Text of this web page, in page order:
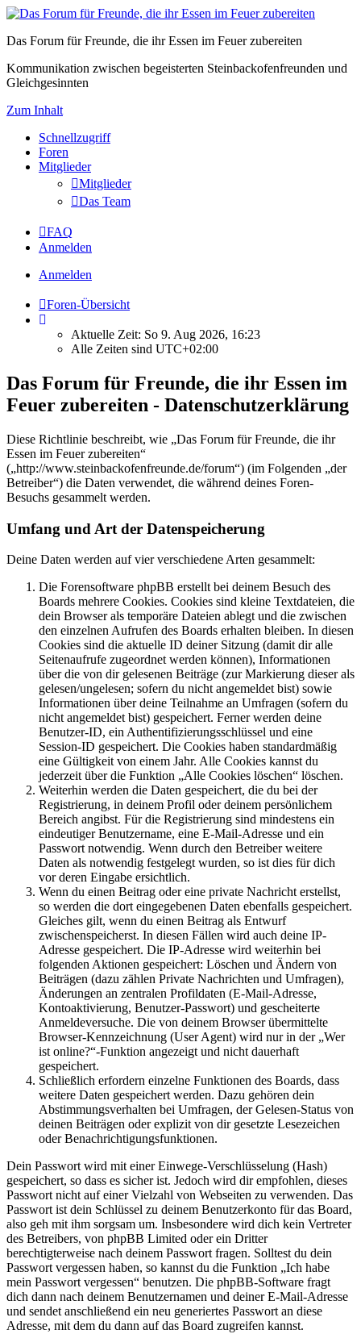
Das Forum für Freunde, die ihr Essen im Feuer zubereiten
Kommunikation zwischen begeisterten Steinbackofenfreunden und
Gleichgesinnten
Zum Inhalt
Schnellzugriff
Foren
Mitglieder
Mitglieder
Das Team
FAQ
Anmelden
Anmelden
Foren-Übersicht
Aktuelle Zeit: So 9. Aug 2026, 16:23
Alle Zeiten sind UTC+02:00
Das Forum für Freunde, die ihr Essen im
Feuer zubereiten - Datenschutzerklärung
Diese Richtlinie beschreibt, wie „Das Forum für Freunde, die ihr
Essen im Feuer zubereiten“
(„http://www.steinbackofenfreunde.de/forum“) (im Folgenden „der
Betreiber“) die Daten verwendet, die während deines Foren-
Besuchs gesammelt werden.
Umfang und Art der Datenspeicherung
Deine Daten werden auf vier verschiedene Arten gesammelt:
Die Forensoftware phpBB erstellt bei deinem Besuch des
Boards mehrere Cookies. Cookies sind kleine Textdateien, die
dein Browser als temporäre Dateien ablegt und die zwischen
den einzelnen Aufrufen des Boards erhalten bleiben. In diesen
Cookies sind die aktuelle ID deiner Sitzung (damit dir alle
Seitenaufrufe zugeordnet werden können), Informationen
über die von dir gelesenen Beiträge (zur Markierung dieser als
gelesen/ungelesen; sofern du nicht angemeldet bist) sowie
Informationen über deine Teilnahme an Umfragen (sofern du
nicht angemeldet bist) gespeichert. Ferner werden deine
Benutzer-ID, ein Authentifizierungsschlüssel und eine
Session-ID gespeichert. Die Cookies haben standardmäßig
eine Gültigkeit von einem Jahr. Alle Cookies kannst du
jederzeit über die Funktion „Alle Cookies löschen“ löschen.
Weiterhin werden die Daten gespeichert, die du bei der
Registrierung, in deinem Profil oder deinem persönlichem
Bereich angibst. Für die Registrierung sind mindestens ein
eindeutiger Benutzername, eine E-Mail-Adresse und ein
Passwort notwendig. Wenn durch den Betreiber weitere
Daten als notwendig festgelegt wurden, so ist dies für dich
vor deren Eingabe ersichtlich.
Wenn du einen Beitrag oder eine private Nachricht erstellst,
so werden die dort eingegebenen Daten ebenfalls gespeichert.
Gleiches gilt, wenn du einen Beitrag als Entwurf
zwischenspeicherst. In diesen Fällen wird auch deine IP-
Adresse gespeichert. Die IP-Adresse wird weiterhin bei
folgenden Aktionen gespeichert: Löschen und Ändern von
Beiträgen (dazu zählen Private Nachrichten und Umfragen),
Änderungen an zentralen Profildaten (E-Mail-Adresse,
Kontoaktivierung, Benutzer-Passwort) und gescheiterte
Anmeldeversuche. Die von deinem Browser übermittelte
Browser-Kennzeichnung (User Agent) wird nur in der „Wer
ist online?“-Funktion angezeigt und nicht dauerhaft
gespeichert.
Schließlich erfordern einzelne Funktionen des Boards, dass
weitere Daten gespeichert werden. Dazu gehören dein
Abstimmungsverhalten bei Umfragen, der Gelesen-Status von
deinen Beiträgen oder explizit von dir gesetzte Lesezeichen
oder Benachrichtigungsfunktionen.
Dein Passwort wird mit einer Einwege-Verschlüsselung (Hash)
gespeichert, so dass es sicher ist. Jedoch wird dir empfohlen, dieses
Passwort nicht auf einer Vielzahl von Webseiten zu verwenden. Das
Passwort ist dein Schlüssel zu deinem Benutzerkonto für das Board,
also geh mit ihm sorgsam um. Insbesondere wird dich kein Vertreter
des Betreibers, von phpBB Limited oder ein Dritter
berechtigterweise nach deinem Passwort fragen. Solltest du dein
Passwort vergessen haben, so kannst du die Funktion „Ich habe
mein Passwort vergessen“ benutzen. Die phpBB-Software fragt
dich dann nach deinem Benutzernamen und deiner E-Mail-Adresse
und sendet anschließend ein neu generiertes Passwort an diese
Adresse, mit dem du dann auf das Board zugreifen kannst.